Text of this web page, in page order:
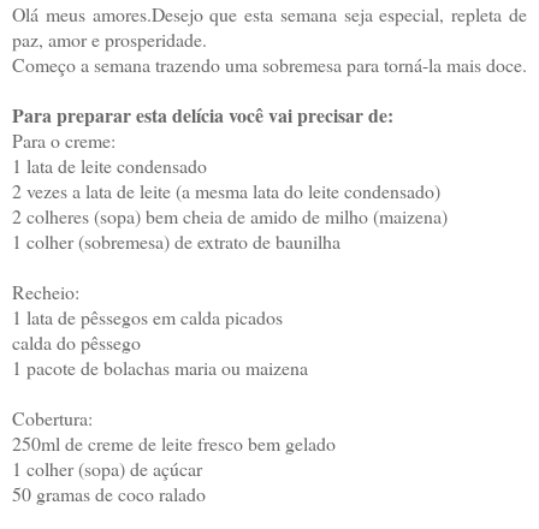
Olá meus amores.Desejo que esta semana seja especial, repleta de
paz, amor e prosperidade.
Começo a semana trazendo uma sobremesa para torná-la mais doce.
Para preparar esta delícia você vai precisar de:
Para o creme:
1 lata de leite condensado
2 vezes a lata de leite (a mesma lata do leite condensado)
2 colheres (sopa) bem cheia de amido de milho (maizena)
1 colher (sobremesa) de extrato de baunilha
Recheio:
1 lata de pêssegos em calda picados
calda do pêssego
1 pacote de bolachas maria ou maizena
Cobertura:
250ml de creme de leite fresco bem gelado
1 colher (sopa) de açúcar
50 gramas de coco ralado